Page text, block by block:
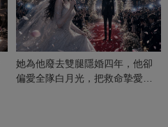
她為他廢去雙腿隱婚四年，他卻
偏愛全隊白月光，把救命摯愛當